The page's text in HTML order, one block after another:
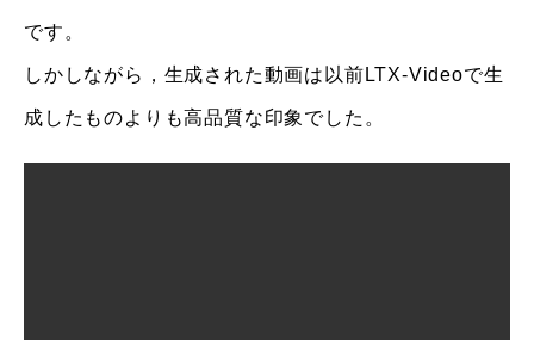
です。
しかしながら，生成された動画は以前LTX-Videoで生
成したものよりも高品質な印象でした。